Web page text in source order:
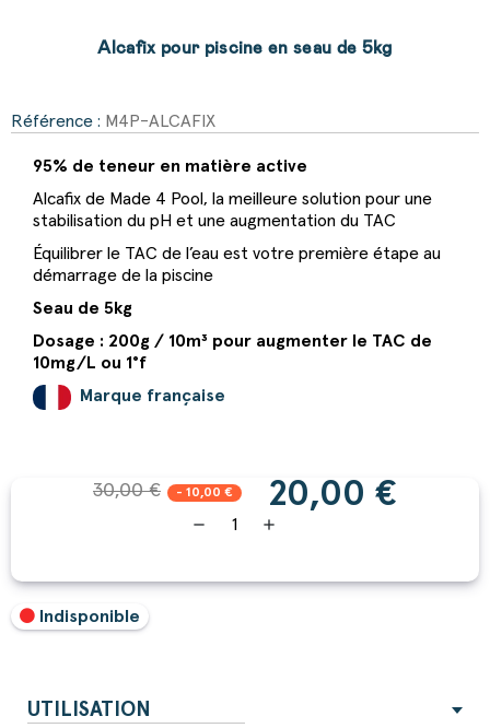
Alcafix pour piscine en seau de 5kg
Référence : M4P-ALCAFIX
95% de teneur en matière active
Alcafix de Made 4 Pool, la meilleure solution pour une
stabilisation du pH et une augmentation du TAC
Équilibrer le TAC de l’eau est votre première étape au
démarrage de la piscine
Seau de 5kg
Dosage : 200g / 10m³ pour augmenter le TAC de
10mg/L ou 1°f
Marque française
30,00 € - 10,00 € 20,00 €
remove add
Indisponible
UTILISATION